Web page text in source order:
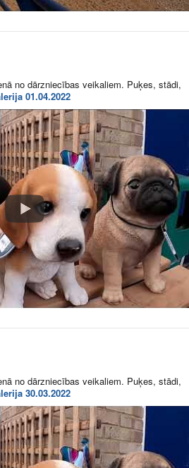
no dārzniecības veikaliem. Puķes, stādi,
01.04.2022
no dārzniecības veikaliem. Puķes, stādi,
30.03.2022